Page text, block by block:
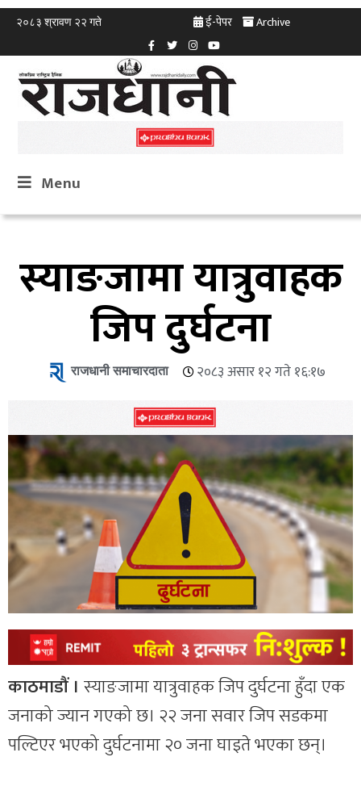
२०८३ श्रावण २२ गते ई-पेपर Archive
Menu
स्याङजामा यात्रुवाहक
जिप दुर्घटना
राजधानी समाचारदाता २०८३ असार १२ गते १६:१७
काठमाडौं । स्याङजामा यात्रुवाहक जिप दुर्घटना हुँदा एक
जनाको ज्यान गएको छ। २२ जना सवार जिप सडकमा
पल्टिएर भएको दुर्घटनामा २० जना घाइते भएका छन्।